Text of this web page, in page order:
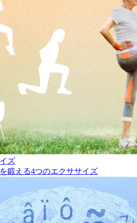
ズ
鍛える4つのエクササイズ